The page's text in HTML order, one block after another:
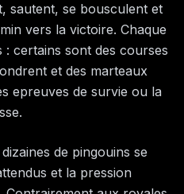
sautent, se bousculent et
vers la victoire. Chaque
: certains sont des courses
et des marteaux
epreuves de survie ou la
de pingouins se
et la pression